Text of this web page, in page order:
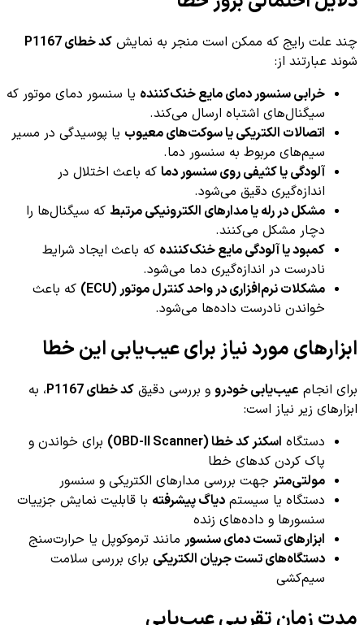
چند علت رایج که ممکن است منجر به نمایش کد خطای P1167
شوند عبارتند از:
خرابی سنسور دمای مایع خنک‌کننده یا سنسور دمای موتور که
سیگنال‌های اشتباه ارسال می‌کند.
اتصالات الکتریکی یا سوکت‌های معیوب یا پوسیدگی در مسیر
سیم‌های مربوط به سنسور دما.
آلودگی یا کثیفی روی سنسور دما که باعث اختلال در
اندازه‌گیری دقیق می‌شود.
مشکل در رله یا مدارهای الکترونیکی مرتبط که سیگنال‌ها را
دچار مشکل می‌کنند.
کمبود یا آلودگی مایع خنک‌کننده که باعث ایجاد شرایط
نادرست در اندازه‌گیری دما می‌شود.
مشکلات نرم‌افزاری در واحد کنترل موتور (ECU)
که باعث
خواندن نادرست داده‌ها می‌شود.
ابزارهای مورد نیاز برای عیب‌یابی این خطا
برای انجام عیب‌یابی خودرو و بررسی دقیق کد خطای P1167
، به
ابزارهای زیر نیاز است:
دستگاه اسکنر کد خطا (OBD-II Scanner)
برای خواندن و
پاک کردن کدهای خطا
مولتی‌متر جهت بررسی مدارهای الکتریکی و سنسور
دستگاه یا سیستم دیاگ پیشرفته با قابلیت نمایش جزییات
سنسورها و داده‌های زنده
ابزارهای تست دمای سنسور مانند ترموکوپل یا حرارت‌سنج
دستگاه‌های تست جریان الکتریکی برای بررسی سلامت
سیم‌کشی